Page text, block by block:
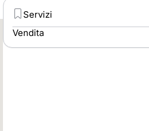
Servizi
Vendita